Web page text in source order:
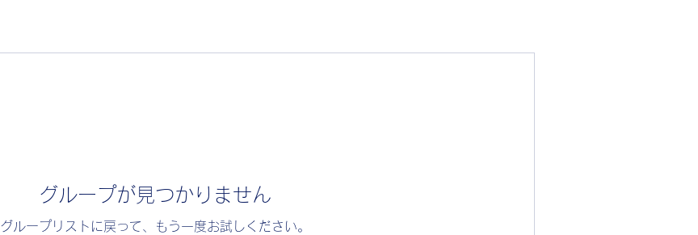
グループが見つかりません
グループリストに戻って、もう一度お試しください。